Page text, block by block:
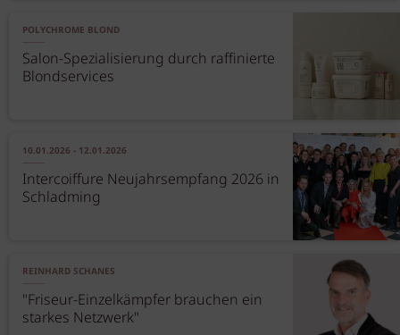
POLYCHROME BLOND
Salon-Spezialisierung durch raffinierte
Blondservices
10.01.2026 - 12.01.2026
Intercoiffure Neujahrsempfang 2026 in
Schladming
REINHARD SCHANES
"Friseur-Einzelkämpfer brauchen ein
starkes Netzwerk"